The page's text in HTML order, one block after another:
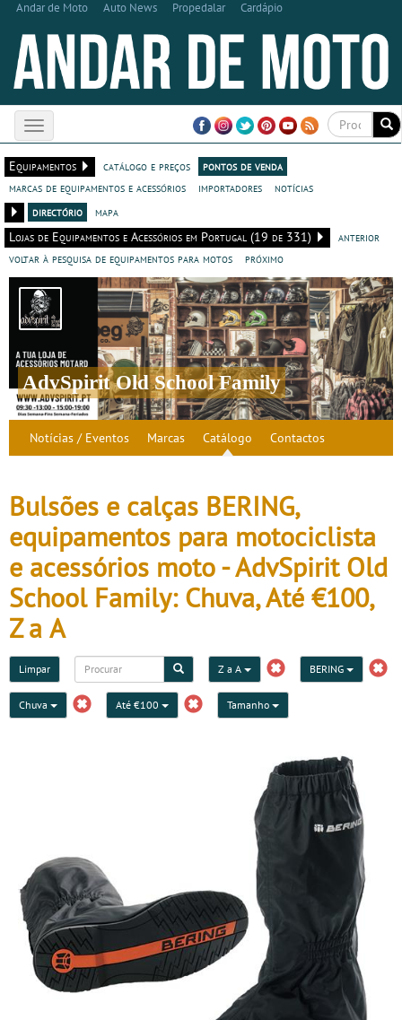
Andar de Moto Auto News Propedalar Cardápio
Toggle
navigation
Equipamentos
catálogo e preços
pontos de venda
marcas de equipamentos e acessórios
importadores
notícias
directório
mapa
Lojas de Equipamentos e Acessórios em Portugal (19 de 331)
anterior
voltar à pesquisa de equipamentos para motos
próximo
AdvSpirit Old School Family
Notícias / Eventos Marcas Catálogo Contactos
Bulsões e calças BERING,
equipamentos para motociclista
e acessórios moto - AdvSpirit Old
School Family: Chuva, Até €100,
Z a A
Limpar Z a A BERING
Chuva Até €100 Tamanho